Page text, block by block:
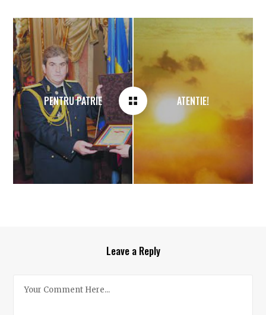
PENTRU PATRIE ATENTIE!
Leave a Reply